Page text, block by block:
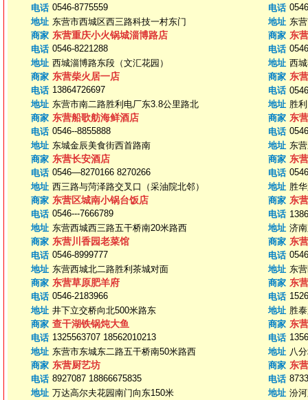
电话 0546-8775559
地址 东营市西城区西三路科技一村东门
电话
地址 东
商家 东营重庆小火锅城淄博路店
电话 0546-8221288
地址 西城淄博路东段（文汇花园）
商家 东
电话
地址 西
商家 东营柴火居一店
电话 13864726697
地址 东营市南二路胜利电厂东3.8公里路北
商家 东
电话
地址 胜
商家 东营船歌舫海鲜酒店
电话 0546--8855888
地址 东城金辰美食街西首路南
商家 东
电话
地址 东
商家 东营长安酒店
电话 0546—8270166 8270266
地址 西三路与菏泽路交叉口（采油院北邻）
商家 东
电话
地址 胜
商家 东营区城南小锅台饭店
电话 0546---7666789
地址 东营西城西三路五干桥南20米路西
商家 东
电话
地址 济
商家 东营川香园老菜馆
电话 0546-8999777
地址 东营西城北二路胜利茶城对面
商家 东
电话
地址 东
商家 东营草原肥羊府
电话 0546-2183966
地址 井下立交桥向北500米路东
商家 东
电话
地址 胜
商家 查干湖铁锅炖大鱼
电话 1325563707 18562010213
地址 东营市东城东二路五干桥南50米路西
商家 东
电话
地址 八
商家 东营厨艺坊
电话 8927087 18866675835
地址 万达高尔夫花园南门向东150米
商家 东
电话
地址 汾